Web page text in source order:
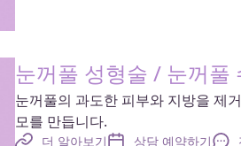
눈꺼풀 성형술 / 눈꺼풀
눈꺼풀의 과도한 피부와 지방을 제
모를 만듭니다.
더 알아보기 상담 예약하기